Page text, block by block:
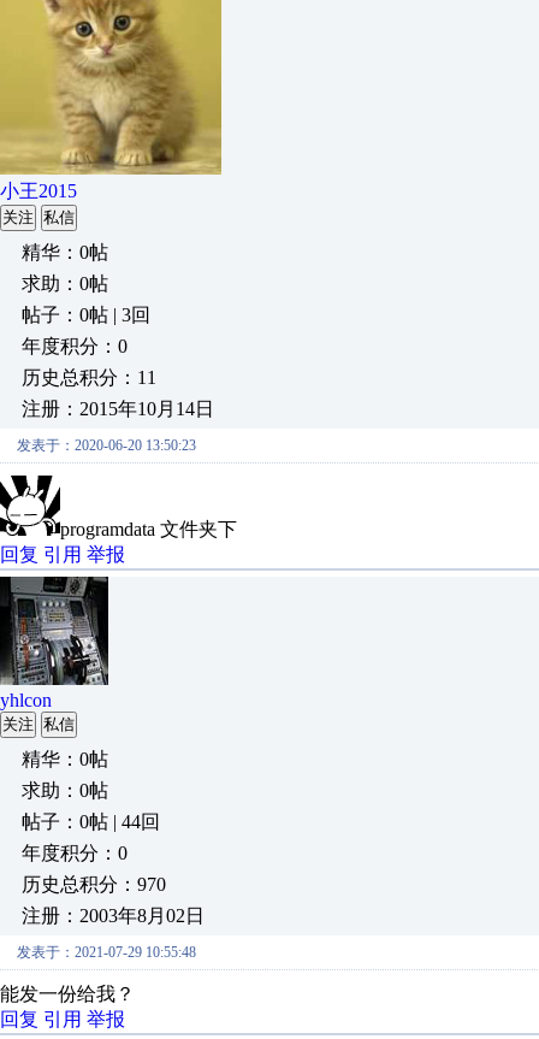
小王2015
关注 私信
精华：0帖
求助：0帖
帖子：0帖 | 3回
年度积分：0
历史总积分：11
注册：2015年10月14日
发表于：2020-06-20 13:50:23
programdata 文件夹下
回复 引用 举报
yhlcon
关注 私信
精华：0帖
求助：0帖
帖子：0帖 | 44回
年度积分：0
历史总积分：970
注册：2003年8月02日
发表于：2021-07-29 10:55:48
能发一份给我？
回复 引用 举报